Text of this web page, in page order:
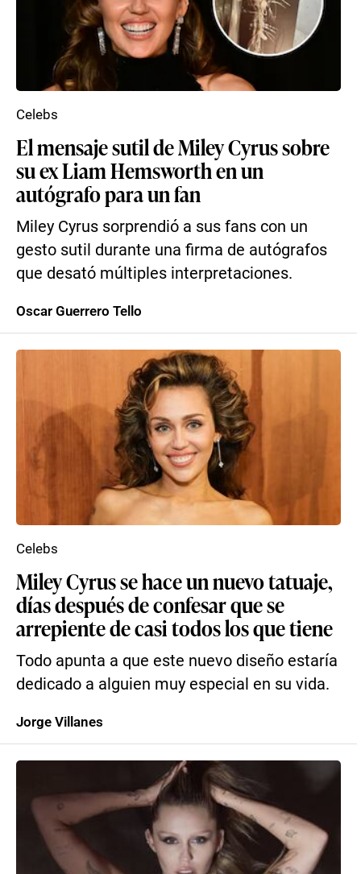
El mensaje sutil de Miley Cyrus sobre
su ex Liam Hemsworth en un
autógrafo para un fan
Miley Cyrus sorprendió a sus fans con un
gesto sutil durante una firma de autógrafos
que desató múltiples interpretaciones.
Celebs
Oscar Guerrero Tello
Miley Cyrus se hace un nuevo tatuaje,
días después de confesar que se
arrepiente de casi todos los que tiene
Todo apunta a que este nuevo diseño estaría
dedicado a alguien muy especial en su vida.
Celebs
Jorge Villanes